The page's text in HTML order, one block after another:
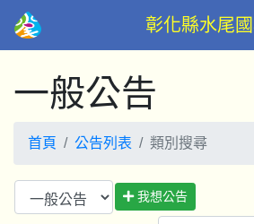
彰化縣水尾
一般公告
首頁 公告列表 類別搜尋
我想公告